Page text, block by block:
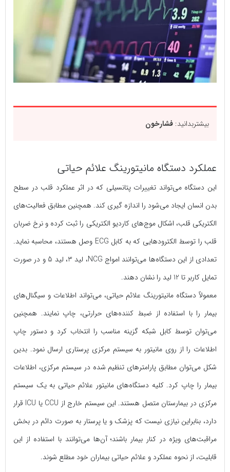
بیشتربدانید: فشارخون
عملکرد دستگاه مانیتورینگ علائم حیاتی
این دستگاه می‌تواند تغییرات پتانسیلی که در اثر عملکرد قلب در سطح
بدن انسان ایجاد می‌شود را اندازه گیری کند. همچنین مطابق فعالیت‌های
الکتریکی قلب، اشکال موج‌های کاردیو الکتریکی را ثبت کرده و نرخ ضربان
قلب را توسط الکترودهایی که به کابل ECG وصل هستند، محاسبه نماید.
تعدادی از این دستگاه‌ها می‌توانند امواج NCG، لید 3، لید 5 و در صورت
تمایل کاربر تا 12 لید را نشان دهند.
معمولاً دستگاه مانیتورینگ علائم حیاتی، می‌تواند اطلاعات و سیگنال‌های
بیمار را با استفاده از ضبط کننده‌های حرارتی، چاپ نمایند. همچنین
می‌توان توسط کابل شبکه گزینه مناسب را انتخاب کرد و دستور چاپ
اطلاعات را از روی مانیتور به سیستم مرکزی پرستاری ارسال نمود. بدین
شکل می‌توان مطابق پارامتر‌های تنظیم شده در سیستم مرکزی، اطلاعات
بیمار را چاپ کرد. کلیه دستگاه‌های مانیتور علائم حیاتی به یک سیستم
مرکزی در بیمارستان متصل هستند. این سیستم خارج از CCU یا ICU قرار
دارد، بنابراین نیازی نیست که پزشک و یا پرستار به صورت دائم در بخش
مراقبت‌های ویژه در کنار بیمار باشند؛ آن‌ها می‌توانند با استفاده از این
قابلیت، از نحوه عملکرد و علائم حیاتی بیماران خود مطلع شوند.